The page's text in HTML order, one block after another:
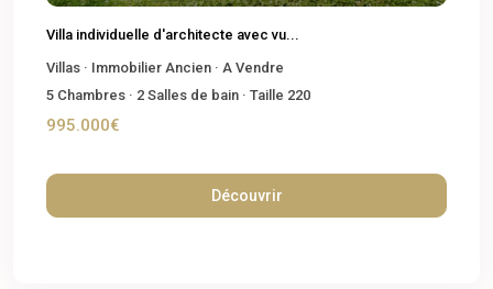
Villa individuelle d'architecte avec vu...
Villas · Immobilier Ancien · A Vendre
5 Chambres · 2 Salles de bain · Taille 220
995.000€
Découvrir